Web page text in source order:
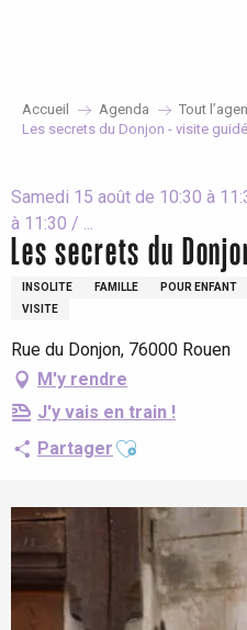
Accueil Agenda Tout
Les secrets du Donjon - visite
Samedi 15 août de 10:30 à
à 11:30 / ...
Les secrets du
INSOLITE FAMILLE POUR ENFANT
VISITE
Rue du Donjon, 76000 Rouen
M'y rendre
J'y vais en train !
Partager Ajouter aux favoris